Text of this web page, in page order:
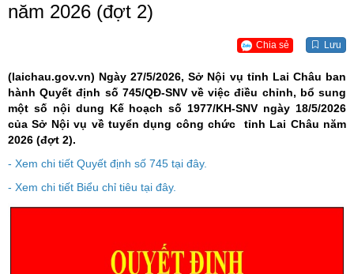
năm 2026 (đợt 2)
Chia sẻ Lưu
(laichau.gov.vn) Ngày 27/5/2026, Sở Nội vụ tỉnh Lai Châu ban
hành Quyết định số 745/QĐ-SNV về việc điều chỉnh, bổ sung
một số nội dung Kế hoạch số 1977/KH-SNV ngày 18/5/2026
của Sở Nội vụ về tuyển dụng công chức tỉnh Lai Châu năm
2026 (đợt 2).
- Xem chi tiết Quyết định số 745 tại đây.
- Xem chi tiết Biểu chỉ tiêu tại đây.